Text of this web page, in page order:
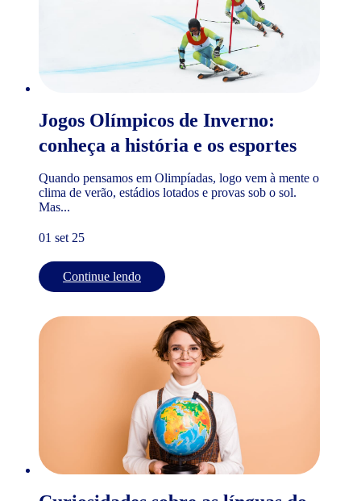
Jogos Olímpicos de Inverno:
conheça a história e os esportes
Quando pensamos em Olimpíadas, logo vem à mente o
clima de verão, estádios lotados e provas sob o sol.
Mas...
01 set 25
Continue lendo